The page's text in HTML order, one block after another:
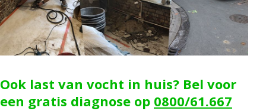
Ook last van vocht in huis? Bel voor
een gratis diagnose op 0800/61.667